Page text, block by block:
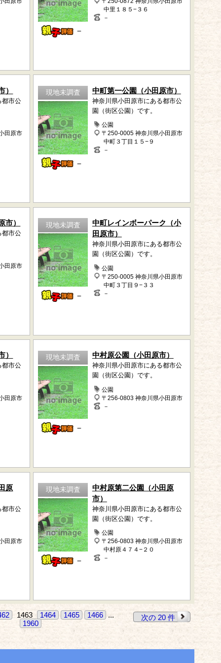
－
中里１８５−３６
－
）
都市公
田原市
現地未調査
－
中町第一公園（小田原市）
神奈川県小田原市にある都市公
園（街区公園）です。
公園
〒250-0005 神奈川県小田原市
中町３丁目１５−９
－
市）
都市公
田原市
現地未調査
－
中町レインボーパーク（小
田原市）
神奈川県小田原市にある都市公
園（街区公園）です。
公園
〒250-0005 神奈川県小田原市
中町３丁目９−３３
－
）
都市公
田原市
現地未調査
－
中村原公園（小田原市）
神奈川県小田原市にある都市公
園（街区公園）です。
公園
〒256-0803 神奈川県小田原市
－
原
都市公
田原市
現地未調査
－
中村原第二公園（小田原
市）
神奈川県小田原市にある都市公
園（街区公園）です。
公園
〒256-0803 神奈川県小田原市
中村原４７４−２０
－
1463 1464 1465 1466
...
1960
次の 20 件